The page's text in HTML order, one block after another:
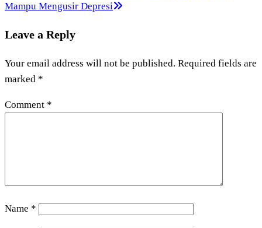
Mampu Mengusir Depresi
Leave a Reply
Your email address will not be published. Required fields are
marked *
Comment *
Name *